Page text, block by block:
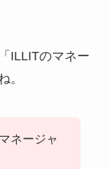
ILLITのマネー
。
ネージャ